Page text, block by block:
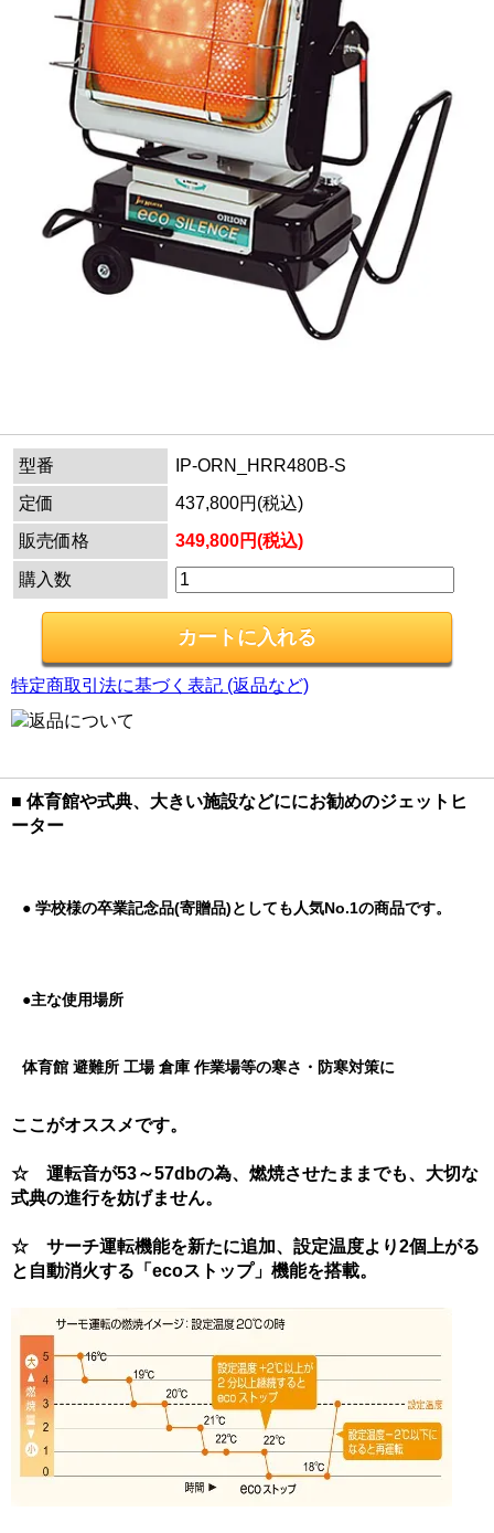
型番
IP-ORN_HRR480B-S
定価
437,800円(税込)
販売価格
349,800円(税込)
購入数
特定商取引法に基づく表記 (返品など)
■ 体育館や式典、大きい施設などににお勧めのジェットヒ
ーター
● 学校様の卒業記念品(寄贈品)としても人気No.1の商品です。
●主な使用場所
体育館 避難所 工場 倉庫 作業場等の寒さ・防寒対策に
ここがオススメです。
☆ 運転音が53～57dbの為、燃焼させたままでも、大切な
式典の進行を妨げません。
☆ サーチ運転機能を新たに追加、設定温度より2個上がる
と自動消火する「ecoストップ」機能を搭載。